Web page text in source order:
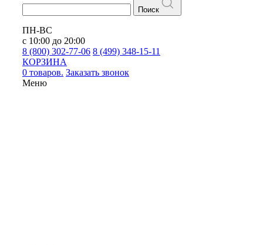
Поиск
ПН-ВС
с 10:00 до 20:00
8 (800) 302-77-06 8 (499) 348-15-11
КОРЗИНА
0 товаров. Заказать звонок
Меню